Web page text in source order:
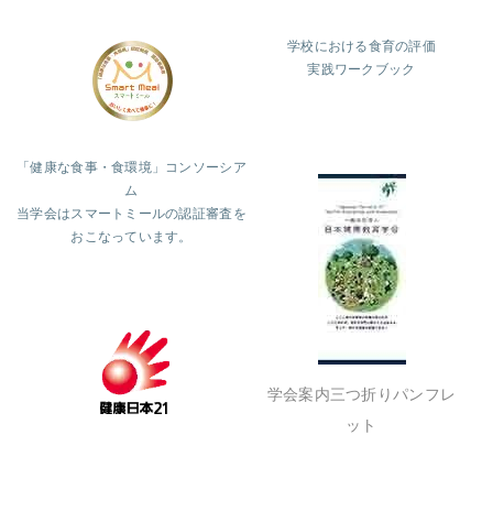
「健康な食事・食環境」コンソーシア
ム
当学会はスマートミールの認証審査を
おこなっています。
学校における食育の評価
実践ワークブック
学会案内三つ折りパンフレ
ット